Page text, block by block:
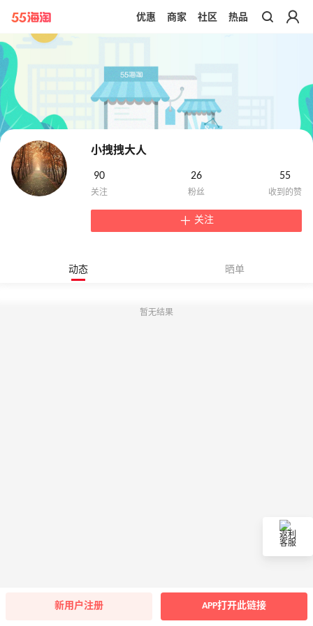
带你去官网买正品
优惠 商家 社区 热品
小拽拽大人
90 26 55
关注
动态 晒单
暂无结果
返利
客服
新用户注册 APP打开此链接